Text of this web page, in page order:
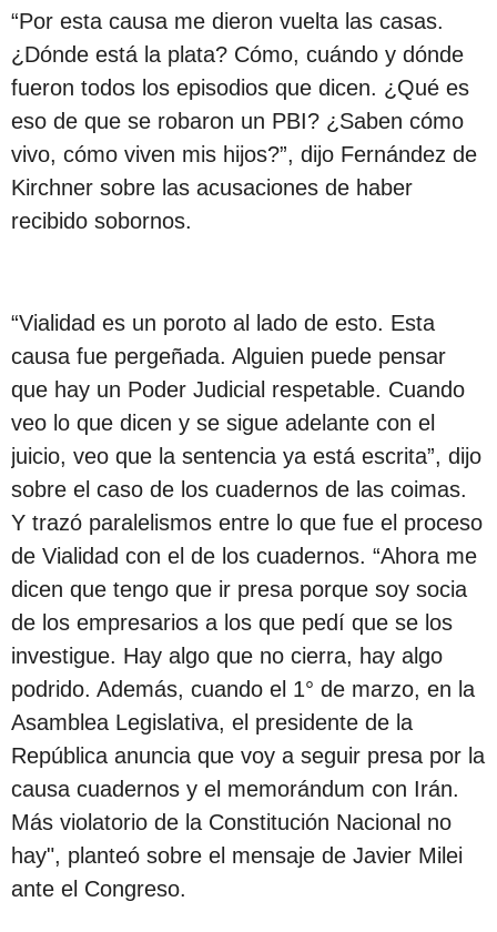
“Por esta causa me dieron vuelta las casas.
¿Dónde está la plata? Cómo, cuándo y dónde
fueron todos los episodios que dicen. ¿Qué es
eso de que se robaron un PBI? ¿Saben cómo
vivo, cómo viven mis hijos?”, dijo Fernández de
Kirchner sobre las acusaciones de haber
recibido sobornos.
“Vialidad es un poroto al lado de esto. Esta
causa fue pergeñada. Alguien puede pensar
que hay un Poder Judicial respetable. Cuando
veo lo que dicen y se sigue adelante con el
juicio, veo que la sentencia ya está escrita”, dijo
sobre el caso de los cuadernos de las coimas.
Y trazó paralelismos entre lo que fue el proceso
de Vialidad con el de los cuadernos. “Ahora me
dicen que tengo que ir presa porque soy socia
de los empresarios a los que pedí que se los
investigue. Hay algo que no cierra, hay algo
podrido. Además, cuando el 1° de marzo, en la
Asamblea Legislativa, el presidente de la
República anuncia que voy a seguir presa por la
causa cuadernos y el memorándum con Irán.
Más violatorio de la Constitución Nacional no
hay", planteó sobre el mensaje de Javier Milei
ante el Congreso.